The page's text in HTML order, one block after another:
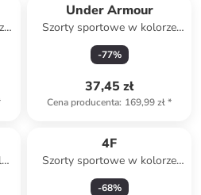
Under Armour
Szorty sportowe w kolorze
różowym
-77%
37,45 zł
Cena producenta: 169,99 zł*
4F
Szorty sportowe w kolorze
niebieskim
-68%